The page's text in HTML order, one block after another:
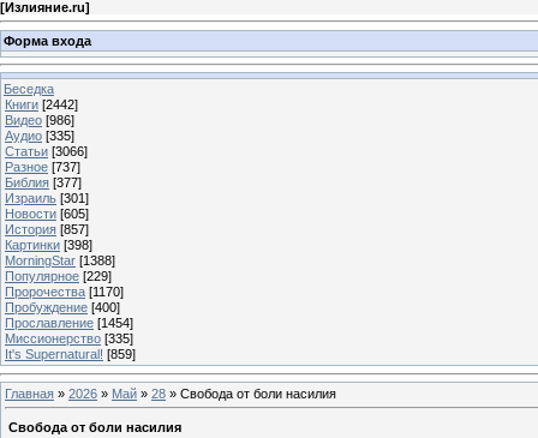
[Излияние.ru]
Форма входа
Беседка
Книги [2442]
Видео [986]
Аудио [335]
Статьи [3066]
Разное [737]
Библия [377]
Израиль [301]
Новости [605]
История [857]
Картинки [398]
MorningStar [1388]
Популярное [229]
Пророчества [1170]
Пробуждение [400]
Прославление [1454]
Миссионерство [335]
It's Supernatural! [859]
Главная » 2026 » Май » 28 » Свобода от боли насилия
Свобода от боли насилия